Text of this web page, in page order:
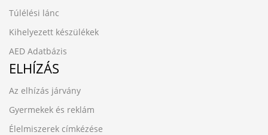
Túlélési lánc
Kihelyezett készülékek
AED Adatbázis
ELHÍZÁS
Az elhízás járvány
Gyermekek és reklám
Élelmiszerek címkézése